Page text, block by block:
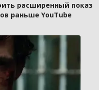
расширенный показ
раньше YouTube